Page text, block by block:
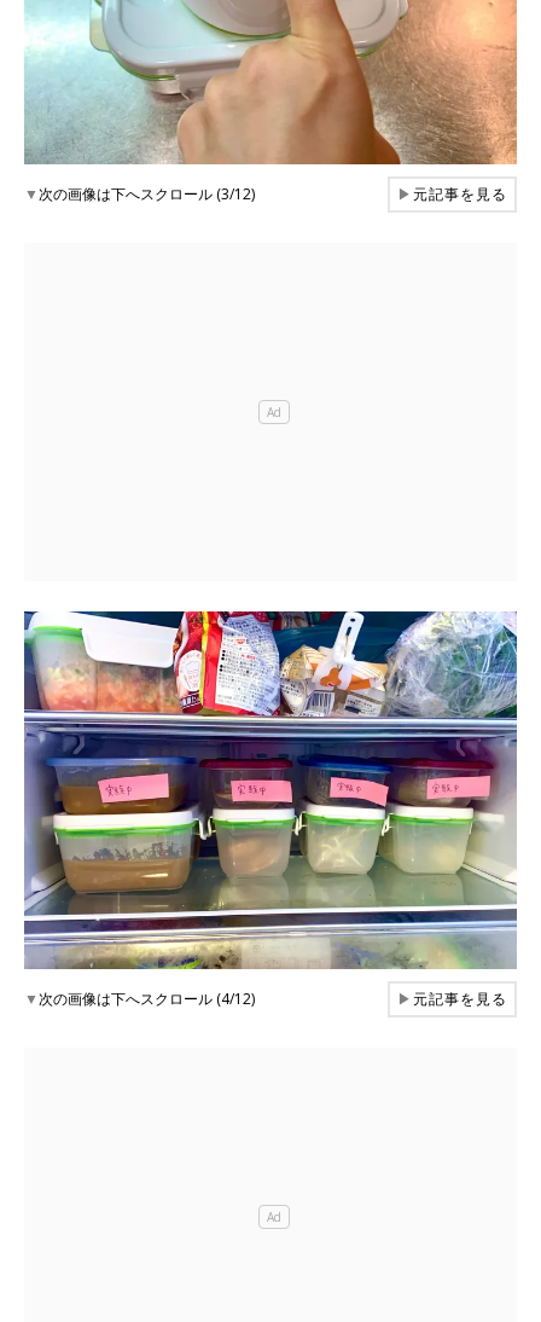
▼次の画像は下へスクロール (3/12) ▶元記事を見る
▼次の画像は下へスクロール (4/12) ▶元記事を見る